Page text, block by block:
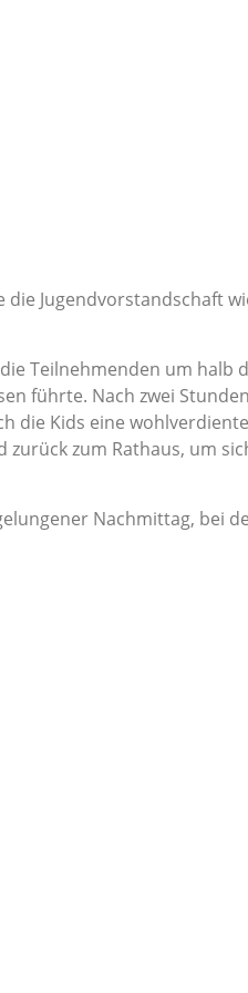
die Jugendvorstandschaft
Teilnehmenden um halb
führte. Nach zwei
die Kids eine
zum Rathaus, um
Nachmittag, bei